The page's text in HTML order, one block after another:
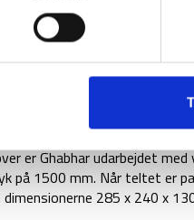
Trespass er et 4
til fire normalpersoner,
teltet ideelt til at bruge når
er med sine 4,2 kg ikke
vil have ekstra plads som et
et fortelt hvor du kan
er Ghabhar udarbejdet
på 1500 mm. Når teltet er
285 x 240 x